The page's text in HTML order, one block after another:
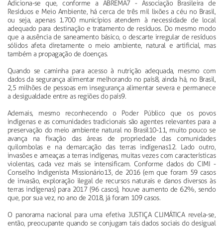
Adiciona-se que, conforme a ABREMA7 - Associação Brasileira de
Resíduos e Meio Ambiente, há cerca de três mil lixões a céu no Brasil,
ou seja, apenas 1.700 municípios atendem à necessidade de local
adequado para destinação e tratamento de resíduos. Do mesmo modo
que a ausência de saneamento básico, o descarte irregular de resíduos
sólidos afeta diretamente o meio ambiente, natural e artificial, mas
também a propagação de doenças.
Quando se caminha para acesso à nutrição adequada, mesmo com
dados da segurança alimentar melhorando no país8, ainda há, no Brasil,
2,5 milhões de pessoas em insegurança alimentar severa e permanece
a desigualdade entre as regiões do país9.
Ademais, mesmo reconhecendo o Poder Público que os povos
indígenas e as comunidades tradicionais são agentes relevantes para a
preservação do meio ambiente natural no Brasil10-11, muito pouco se
avança na fixação das áreas de propriedade das comunidades
quilombolas e na demarcação das terras indígenas12. Lado outro,
invasões e ameaças a terras indígenas, muitas vezes com características
violentas, cada vez mais se intensificam. Conforme dados do CIMI -
Conselho Indigenista Missionário13, de 2016 (em que foram 59 casos
de invasão, exploração ilegal de recursos naturais e danos diversos às
terras indígenas) para 2017 (96 casos), houve aumento de 62%, sendo
que, por sua vez, no ano de 2018, já foram 109 casos.
O panorama nacional para uma efetiva JUSTIÇA CLIMÁTICA revela-se,
então, preocupante quando se conjugam tais dados sociais do desigual